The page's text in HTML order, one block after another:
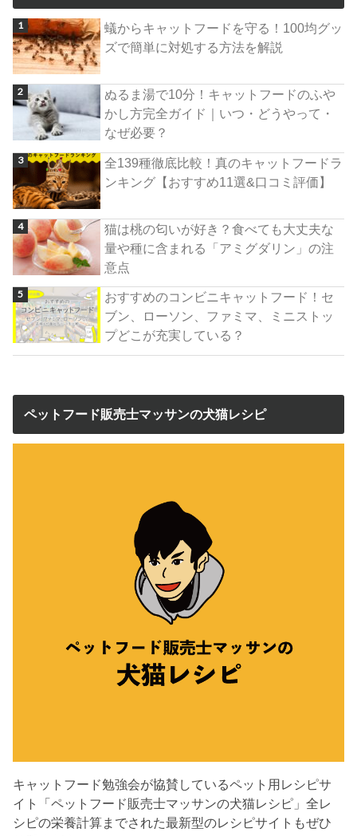
蟻からキャットフードを守る！100均グッ
ズで簡単に対処する方法を解説
ぬるま湯で10分！キャットフードのふや
かし方完全ガイド｜いつ・どうやって・
なぜ必要？
全139種徹底比較！真のキャットフードラ
ンキング【おすすめ11選&口コミ評価】
猫は桃の匂いが好き？食べても大丈夫な
量や種に含まれる「アミグダリン」の注
意点
おすすめのコンビニキャットフード！セ
ブン、ローソン、ファミマ、ミニストッ
プどこが充実している？
ペットフード販売士マッサンの犬猫レシピ
キャットフード勉強会が協賛しているペット用レシピサ
イト「ペットフード販売士マッサンの犬猫レシピ」全レ
シピの栄養計算までされた最新型のレシピサイトもぜひ